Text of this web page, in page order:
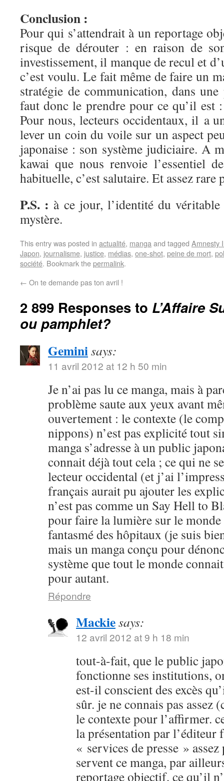
Conclusion :
Pour qui s’attendrait à un reportage
risque de dérouter : en raison de
investissement, il manque de recul et
c’est voulu. Le fait même de faire un
stratégie de communication, dans
faut donc le prendre pour ce qu’il est
Pour nous, lecteurs occidentaux, il a
lever un coin du voile sur un aspect
japonaise : son système judiciaire. A
kawai que nous renvoie l’essentiel
habituelle, c’est salutaire. Et assez rare
P.S. : à ce jour, l’identité du
mystère.
This entry was posted in actualité, manga and tagged Amnesty
Japon, journalisme, justice, médias, one-shot, peine de mort,
société. Bookmark thepermalink.
← On te demande pas ton avril !
2 899 Responses to L’Affaire
ou pamphlet?
Geminisays:
11 avril 2012 at 12 h 50 min
Je n’ai pas lu ce manga, mais à
problème saute aux yeux avant
ouvertement : le contexte (le
nippons) n’est pas explicité tout
manga s’adresse à un public
connait déjà tout cela ; ce qui ne
lecteur occidental (et j’ai
français aurait pu ajouter les
n’est pas comme un Say Hell to
pour faire la lumière sur le
fantasmé des hôpitaux (je suis
mais un manga conçu pour
système que tout le monde
pour autant.
Répondre
Mackiesays:
12 avril 2012 at 9 h 18 min
tout-à-fait, que le public
fonctionne ses institutions,
est-il conscient des excès
sûr. je ne connais pas assez
le contexte pour l’affirmer.
la présentation par l’éditeur
« services de presse »
servent ce manga, par
reportage objectif, ce qu’il